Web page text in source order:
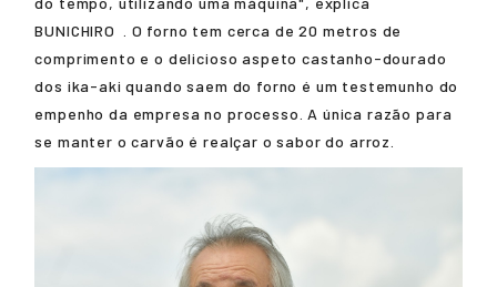
BUNICHIRO
. O forno tem cerca de 20 metros de
comprimento e o delicioso aspeto castanho-dourado
dos ika-aki quando saem do forno é um testemunho do
empenho da empresa no processo. A única razão para
se manter o carvão é realçar o sabor do arroz.